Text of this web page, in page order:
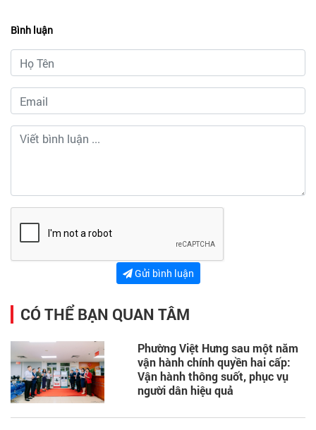
Bình luận
Gửi bình luận
CÓ THỂ BẠN QUAN TÂM
Phường Việt Hưng sau một năm
vận hành chính quyền hai cấp:
Vận hành thông suốt, phục vụ
người dân hiệu quả